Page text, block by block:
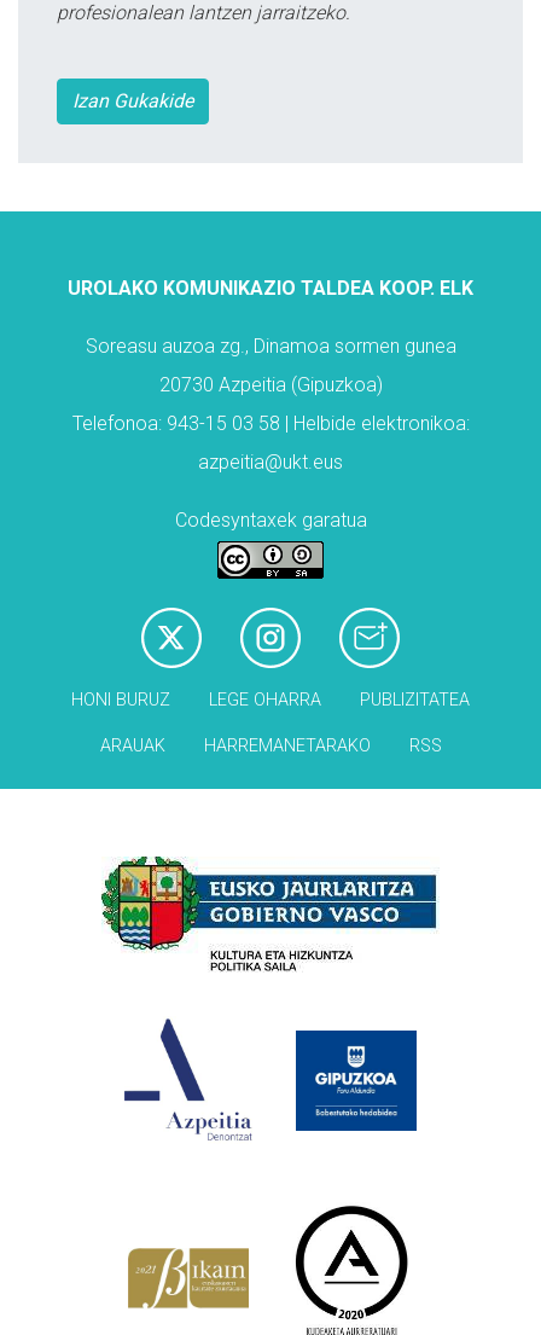
profesionalean lantzen jarraitzeko.
Izan Gukakide
UROLAKO KOMUNIKAZIO TALDEA KOOP. ELK
Soreasu auzoa zg., Dinamoa sormen gunea
20730 Azpeitia (Gipuzkoa)
Telefonoa: 943-15 03 58 | Helbide elektronikoa:
azpeitia@ukt.eus
Codesyntaxek garatua
HONI BURUZ LEGE OHARRA PUBLIZITATEA
ARAUAK HARREMANETARAKO RSS